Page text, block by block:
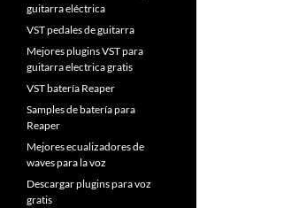
guitarra eléctrica
VST pedales de guitarra
Mejores plugins VST para
guitarra electrica gratis
VST batería Reaper
Samples de batería para
Reaper
Mejores ecualizadores de
waves para la voz
Descargar plugins para voz
gratis